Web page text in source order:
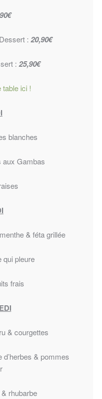
: 20,90€
: 25,90€
ici !
blanches
aux Gambas
& féta grillée
pleure
frais
& courgettes
& pommes
rhubarbe